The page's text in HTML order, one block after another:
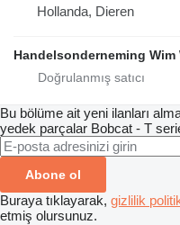
Hollanda, Dieren
Handelsonderneming Wim
Bu bölüme ait yeni ilanları
yedek parçalar Bobcat - T
Abone ol
Buraya tıklayarak, gizlilik
etmiş olursunuz.